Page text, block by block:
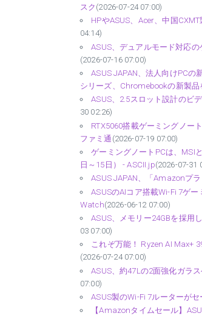
スク (2026-07-24 07:00)
HPやASUS、Acer、中国
04:14)
ASUS、デュアルモード対応
(2026-07-16 07:00)
ASUS JAPAN、法人向けPCの
シリーズ、Chromebookの新製品
ASUS、2.5スロット設計のビ
30 02:26)
RTX5060搭載ゲーミングノー
ファミ通 (2026-07-19 07:00)
ゲーミングノートPCは、MSI
日～15日） - ASCII.jp(2026-07-31
ASUS JAPAN、「Amazonプ
ASUSのAIコア搭載Wi-Fi 7ゲ
Watch(2026-06-12 07:00)
ASUS、メモリー24GBを採用
03 07:00)
これぞ万能！ Ryzen AI Max+
(2026-07-24 07:00)
ASUS、約47Lの2面強化ガラ
07:00)
ASUS製のWi-Fi 7ルーターが
【Amazonタイムセール】